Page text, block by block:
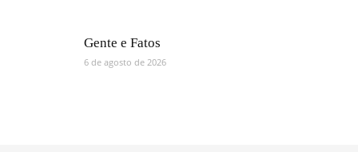
Gente e Fatos
6 de agosto de 2026